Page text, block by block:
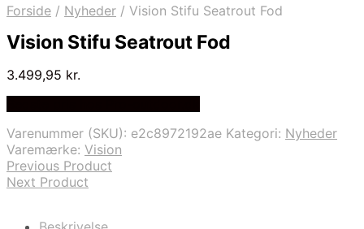
Forside / Nyheder / Vision Stifu Seatrout Fod
Vision Stifu Seatrout Fod
3.499,95 kr.
Varenummer (SKU): e2c8972192ae Kategori: Nyheder
Varemærke: Vision
Previous Product
Next Product